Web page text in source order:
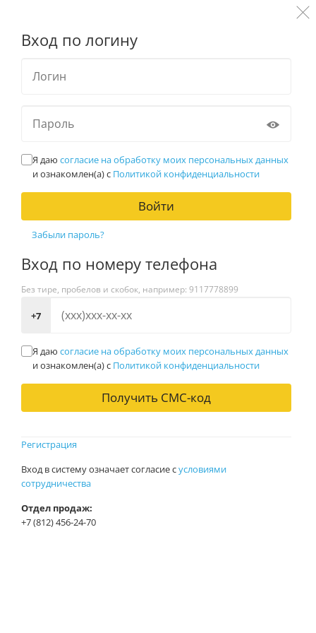
Хотите стать оптовым клиентом?
Зарегистрируйтесь, и мы свяжемся
с Вами для согласования условий.
Вход по логину
Я даю согласие на обработку моих персональных данных
и ознакомлен(a) с Политикой конфиденциальности
Войти
Забыли пароль?
Вход по номеру телефона
Без тире, пробелов и скобок, например: 9117778899
+7
Я даю согласие на обработку моих персональных данных
и ознакомлен(a) с Политикой конфиденциальности
Получить СМС-код
Регистрация
Вход в систему означает согласие сусловиями
сотрудничества
Отдел продаж:
+7 (812) 456-24-70